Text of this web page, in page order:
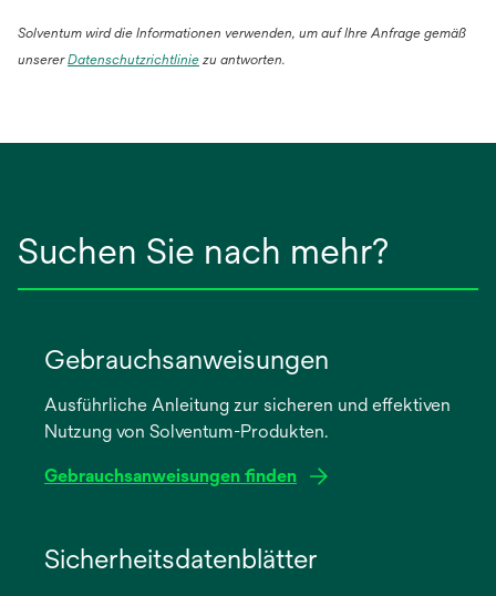
Solventum wird die Informationen verwenden, um auf Ihre Anfrage gemäß
unsererDatenschutzrichtliniewird
zu antworten.
Suchen Sie nach mehr?
Gebrauchsanweisungen
Ausführliche Anleitung zur sicheren und effektiven
Nutzung von Solventum-Produkten.
Gebrauchsanweisungen finden
Sicherheitsdatenblätter